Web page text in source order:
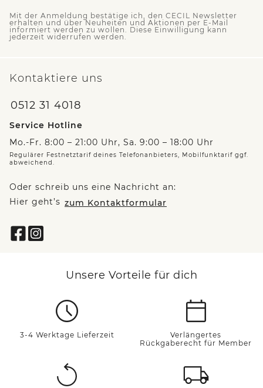
Mit der Anmeldung bestätige ich, den CECIL Newsletter
erhalten und über Neuheiten und Aktionen per E-Mail
informiert werden zu wollen. Diese Einwilligung kann
jederzeit widerrufen werden.
Kontaktiere uns
0512 31 4018
Service Hotline
Mo.-Fr. 8:00 – 21:00 Uhr, Sa. 9:00 – 18:00 Uhr
Regulärer Festnetztarif deines Telefonanbieters, Mobilfunktarif ggf.
abweichend.
Oder schreib uns eine Nachricht an:
Hier geht’s zum Kontaktformular
Unsere Vorteile für dich
3-4 Werktage Lieferzeit
Verlängertes
Rückgaberecht für Member